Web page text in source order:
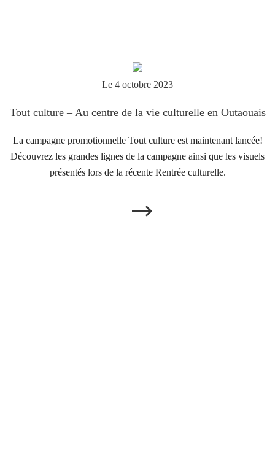
Le 4 octobre 2023
Tout culture – Au centre de la vie culturelle en Outaouais
La campagne promotionnelle Tout culture est maintenant lancée!
Découvrez les grandes lignes de la campagne ainsi que les visuels
présentés lors de la récente Rentrée culturelle.